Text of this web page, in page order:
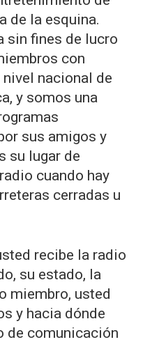
de la esquina.
sin fines de lucro
con
nacional de
y somos una
sus amigos y
su lugar de
cuando hay
cerradas u
recibe la radio
su estado, la
miembro, usted
y hacia dónde
de comunicación